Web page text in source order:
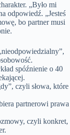
„Było mi
odpowiedź. „Jesteś
bo partner musi
spóźnienie o 40
czyli słowa, które
partnerowi prawa
czyli konkret,